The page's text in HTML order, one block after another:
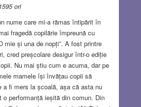
ori
nume care mi-a rămas întipărit în
fragedă copilărie împreună cu
mie și una de nopți”. A fost printre
cred preșcolare desigur într-o ediție
Nu mai știu cum e acuma, dar pe
mamele își învățau copii să
a fi mers la școală, așa că asta nu
o performanță ieșită din comun. Din